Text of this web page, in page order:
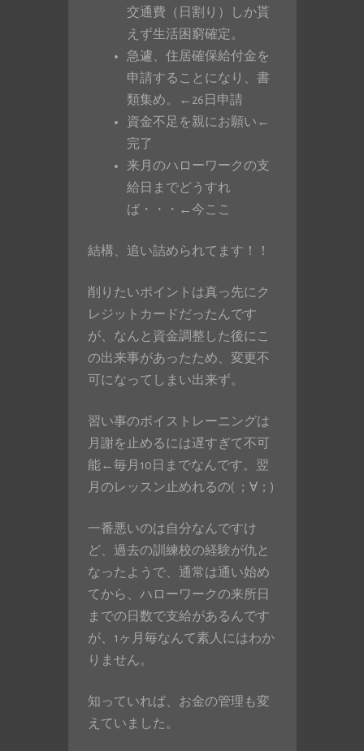
交通費（日割り）しか貰
えず生活困窮確定。
急遽、住居確保給付金を
申請することになり、書
類集め。←26日申請
資金不足を親にお願い←
完了
来月のハローワークの支
給日までどうすれ
ば・・・←今ここ
結構、追い詰められてます！！
削りたいポイントは真っ先にク
レジットカードだったんです
が、なんと資金調整した後にこ
の出来事があったため、変更不
可になってしまい出来ず。
習い事のボイストレーニングは
月謝を止めるには遅すぎて不可
能←毎月10日までなんです。翌
月のレッスン止めれるの( ；∀；)
一番悪いのは自分なんですけ
ど、過去の訓練校の経験が仇と
なったようで、通常は通い始め
てから、ハローワークの来所日
までの日数で支給があるんです
が、1ヶ月毎なんて素人にはわか
りません。
知っていれば、お金の管理も変
えていました。